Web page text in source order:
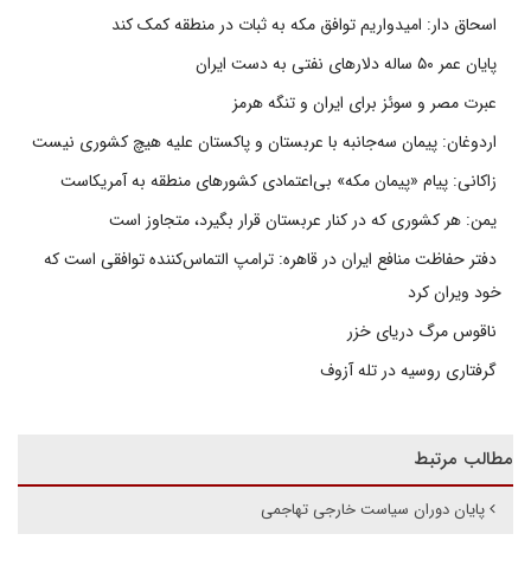
اسحاق دار: امیدواریم توافق مکه به ثبات در منطقه کمک کند
پایان عمر ۵۰ ساله دلارهای نفتی به دست ایران
عبرت مصر و سوئز برای ایران و تنگه هرمز
اردوغان: پیمان سه‌جانبه با عربستان و پاکستان علیه هیچ کشوری نیست
زاکانی: پیام «پیمان مکه» بی‌اعتمادی کشورهای منطقه به آمریکاست
یمن: هر کشوری که در کنار عربستان قرار بگیرد، متجاوز است
دفتر حفاظت منافع ایران در قاهره: ترامپ التماس‌کننده توافقی است که
خود ویران کرد
ناقوس مرگ دریای خزر
گرفتاری روسیه در تله آزوف
مطالب مرتبط
پایان دوران سیاست خارجی تهاجمی